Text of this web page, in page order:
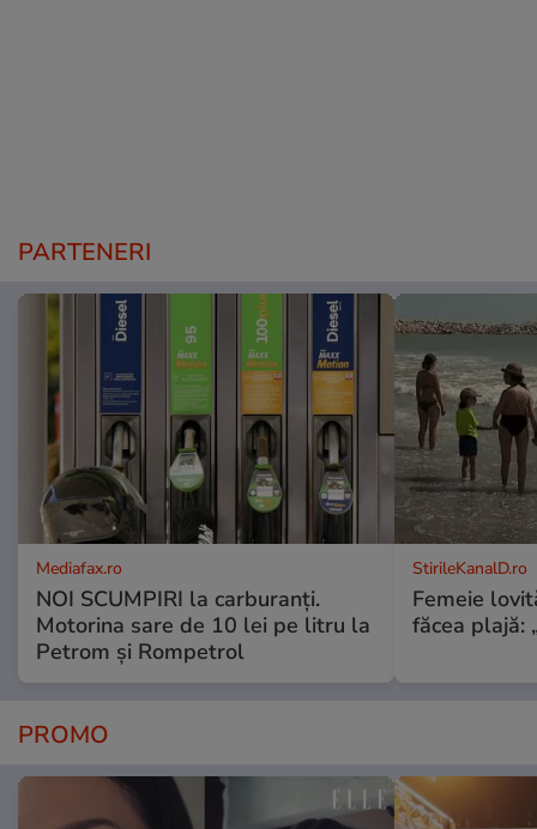
PARTENERI
Mediafax.ro
NOI SCUMPIRI la carburanți.
Motorina sare de 10 lei pe litru la
Petrom și Rompetrol
StirileKanalD.ro
Femeie
făcea plajă:
PROMO